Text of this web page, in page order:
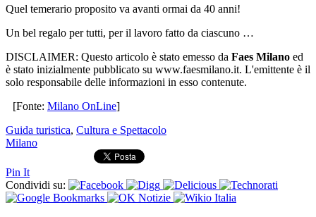
Quel temerario proposito va avanti ormai da 40 anni!
Un bel regalo per tutti, per il lavoro fatto da ciascuno …
DISCLAIMER: Questo articolo è stato emesso da Faes Milano ed
è stato inizialmente pubblicato su www.faesmilano.it. L'emittente è il
solo responsabile delle informazioni in esso contenute.
[Fonte: Milano OnLine]
Guida turistica, Cultura e Spettacolo
Milano
Pin It
Condividi su: